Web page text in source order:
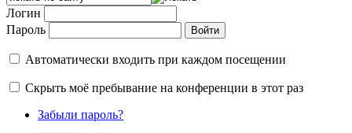
Логин
Пароль
Автоматически входить при каждом посещении
Скрыть моё пребывание на конференции в этот раз
Забыли пароль?